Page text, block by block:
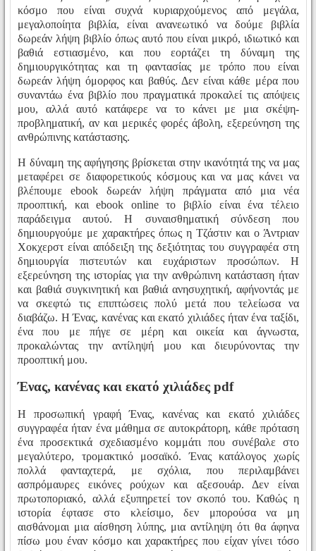
κόσμο που είναι συχνά κυριαρχούμενος από μεγάλα,
μεγαλοποίητα βιβλία, είναι ανανεωτικό να δούμε βιβλία
δωρεάν λήψη βιβλίο όπως αυτό που είναι μικρό, ιδιωτικό και
βαθιά εστιασμένο, και που εορτάζει τη δύναμη της
δημιουργικότητας και τη φαντασίας με τρόπο που είναι
δωρεάν λήψη όμορφος και βαθύς. Δεν είναι κάθε μέρα που
συναντάω ένα βιβλίο που πραγματικά προκαλεί τις απόψεις
μου, αλλά αυτό κατάφερε να το κάνει με μια σκέψη-
προβληματική, αν και μερικές φορές άβολη, εξερεύνηση της
ανθρώπινης κατάστασης.
Η δύναμη της αφήγησης βρίσκεται στην ικανότητά της να μας
μεταφέρει σε διαφορετικούς κόσμους και να μας κάνει να
βλέπουμε ebook δωρεάν λήψη πράγματα από μια νέα
προοπτική, και ebook online το βιβλίο είναι ένα τέλειο
παράδειγμα αυτού. Η συναισθηματική σύνδεση που
δημιουργούμε με χαρακτήρες όπως η Τζάστιν και ο Άντριαν
Χοκχερστ είναι απόδειξη της δεξιότητας του συγγραφέα στη
δημιουργία πιστευτών και ευχάριστων προσώπων. Η
εξερεύνηση της ιστορίας για την ανθρώπινη κατάσταση ήταν
και βαθιά συγκινητική και βαθιά ανησυχητική, αφήνοντάς με
να σκεφτώ τις επιπτώσεις πολύ μετά που τελείωσα να
διαβάζω. Η Ένας, κανένας και εκατό χιλιάδες ήταν ένα ταξίδι,
ένα που με πήγε σε μέρη και οικεία και άγνωστα,
προκαλώντας την αντίληψή μου και διευρύνοντας την
προοπτική μου.
Ένας, κανένας και εκατό χιλιάδες pdf
Η προσωπική γραφή Ένας, κανένας και εκατό χιλιάδες
συγγραφέα ήταν ένα μάθημα σε αυτοκράτορη, κάθε πρόταση
ένα προσεκτικά σχεδιασμένο κομμάτι που συνέβαλε στο
μεγαλύτερο, τρομακτικό μοσαϊκό. Ένας κατάλογος χωρίς
πολλά φανταχτερά, με σχόλια, που περιλαμβάνει
ασπρόμαυρες εικόνες ρούχων και αξεσουάρ. Δεν είναι
πρωτοποριακό, αλλά εξυπηρετεί τον σκοπό του. Καθώς η
ιστορία έφτασε στο κλείσιμο, δεν μπορούσα να μη
αισθάνομαι μια αίσθηση λύπης, μια αντίληψη ότι θα άφηνα
πίσω μου έναν κόσμο και χαρακτήρες που είχαν γίνει τόσο